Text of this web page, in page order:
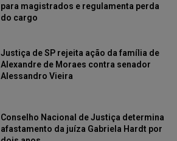
para magistrados e regulamenta perda
do cargo
Justiça de SP rejeita ação da família de
Alexandre de Moraes contra senador
Alessandro Vieira
Conselho Nacional de Justiça determina
afastamento da juíza Gabriela Hardt por